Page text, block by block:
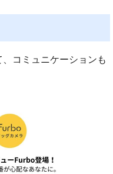
コミュニケーションも